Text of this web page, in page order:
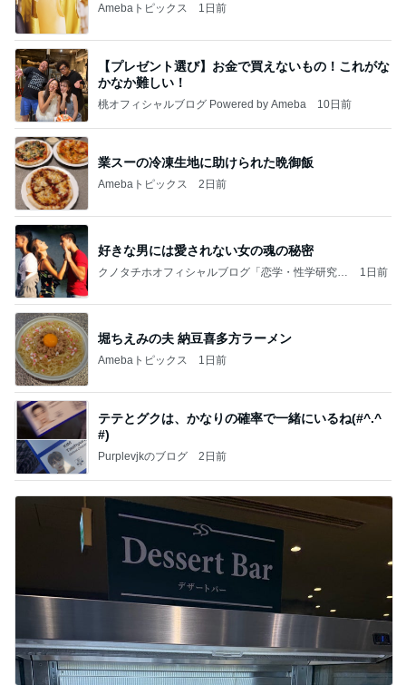
Amebaトピックス 1日前
【プレゼント選び】お金で買えないもの！これがな
かなか難しい！
桃オフィシャルブログ Powered by Ameba 10日前
業スーの冷凍生地に助けられた晩御飯
Amebaトピックス 2日前
好きな男には愛されない女の魂の秘密
クノタチホオフィシャルブログ「恋学・性学研究
1日前
堀ちえみの夫 納豆喜多方ラーメン
Amebaトピックス 1日前
テテとグクは、かなりの確率で一緒にいるね(#^.^
#)
Purplevjkのブログ 2日前